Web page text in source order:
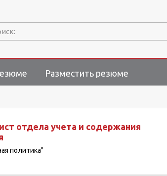
Разместить резюме
отдела учета и содержания
политика"